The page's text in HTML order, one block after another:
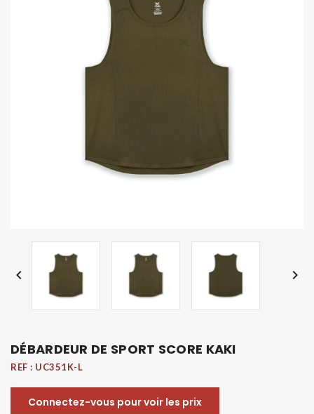
 
DÉBARDEUR DE SPORT SCORE KAKI
REF : UC351K-L
Connectez-vous pour voir les prix